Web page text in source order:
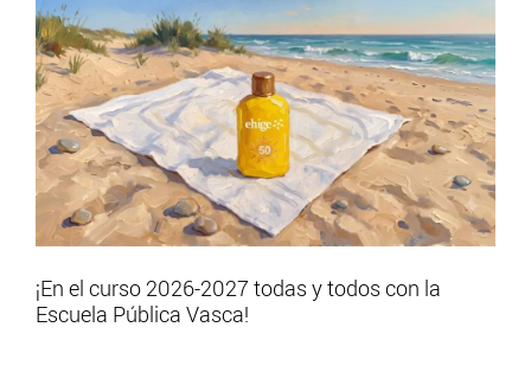
¡En el curso 2026-2027 todas y todos con la
Escuela Pública Vasca!